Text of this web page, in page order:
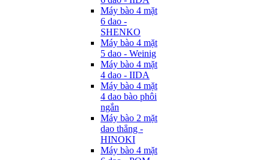
Máy bào 4 mặt
6 dao -
SHENKO
Máy bào 4 mặt
5 dao - Weinig
Máy bào 4 mặt
4 dao - IIDA
Máy bào 4 mặt
4 dao bào phôi
ngắn
Máy bào 2 mặt
dao thẳng -
HINOKI
Máy bào 4 mặt